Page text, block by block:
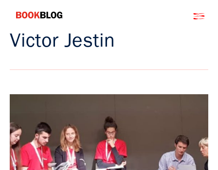
contenuto
Bookblog
Victor Jestin